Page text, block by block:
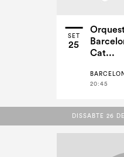
SET
25
Cat...
20:45
DISSABTE 26
DISSABTE 26